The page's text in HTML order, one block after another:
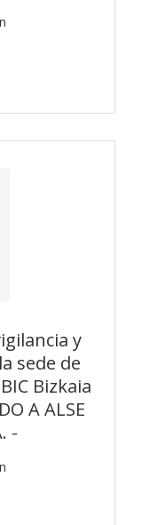
y
sede de
Bizkaia
A ALSE
-